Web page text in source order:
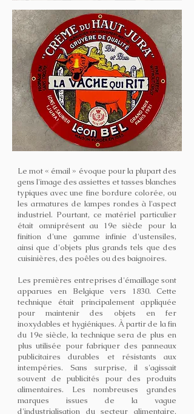
Le mot « émail » évoque pour la plupart des
gens l'image des assiettes et tasses blanches
typiques avec une fine bordure colorée, ou
les armatures de lampes rondes à l'aspect
industriel. Pourtant, ce matériel particulier
était omniprésent au 19e siècle pour la
finition d'une gamme infinie d'ustensiles,
ainsi que d'objets plus grands tels que des
cuisinières, des poêles ou des baignoires.
Les premières entreprises d'émaillage sont
apparues en Belgique vers 1830. Cette
technique était principalement appliquée
pour maintenir des objets en fer
inoxydables et hygiéniques. À partir de la fin
du 19e siècle, la technique sera de plus en
plus utilisée pour fabriquer des panneaux
publicitaires durables et résistants aux
intempéries. Sans surprise, il s'agissait
souvent de publicités pour des produits
alimentaires. Les nombreuses grandes
marques issues de la vague
d'industrialisation du secteur alimentaire,